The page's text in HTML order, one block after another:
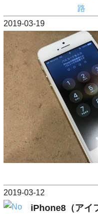
路
2019-03-19
2019-03-12
iPhone8（アイ